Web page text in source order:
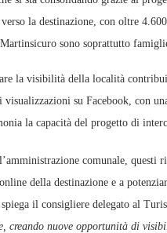
verso la destinazione, con oltre
sono soprattutto
la visibilità della località
su Facebook, con
la capacità del progetto di
l’amministrazione comunale,
della destinazione e a
spiega il consigliere delegato al
creando nuove opportunità di